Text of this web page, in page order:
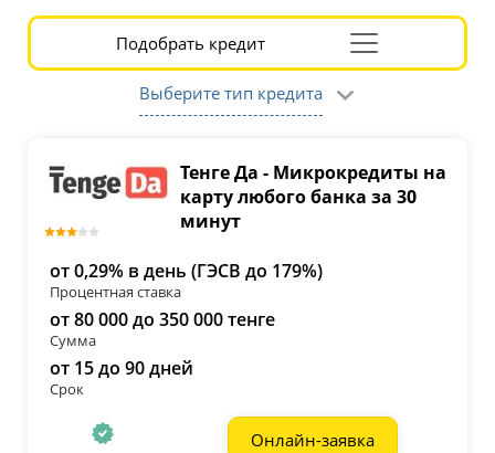
Подобрать кредитРаскрыть
форму
подбора
Выберите тип кредита
Тенге Да - Микрокредиты на
карту любого банка за 30
минут
от 0,29% в день (ГЭСВ до 179%)
Процентная ставка
от 80 000 до 350 000 тенге
Сумма
от 15 до 90 дней
Срок
Онлайн-заявка